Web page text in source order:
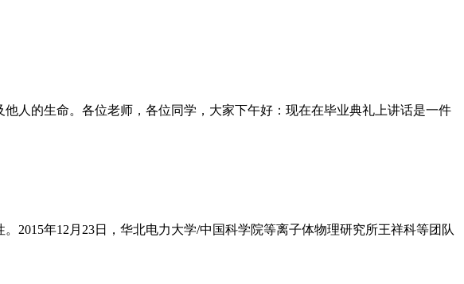
人的生命。各位老师，各位同学，大家下午好：现在在毕业典礼上讲话是一件
2015年12月23日，华北电力大学/中国科学院等离子体物理研究所王祥科等团队